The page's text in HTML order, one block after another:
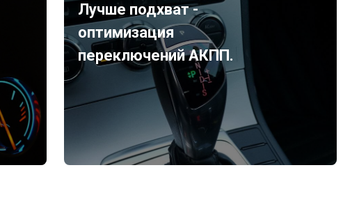
Лучше подхват -
оптимизация
переключений АКПП.